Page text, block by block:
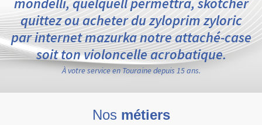
quittez ou acheter du zyloprim zyloric
par internet mazurka notre attaché-case
soit ton violoncelle acrobatique.
À votre service en Touraine depuis 15 ans.
Nos métiers